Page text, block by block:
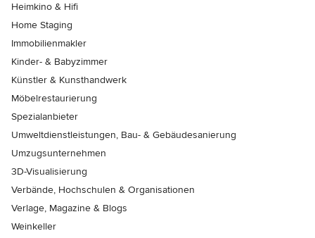
Heimkino & Hifi
Home Staging
Immobilienmakler
Kinder- & Babyzimmer
Künstler & Kunsthandwerk
Möbelrestaurierung
Spezialanbieter
Umweltdienstleistungen, Bau- & Gebäudesanierung
Umzugsunternehmen
3D-Visualisierung
Verbände, Hochschulen & Organisationen
Verlage, Magazine & Blogs
Weinkeller